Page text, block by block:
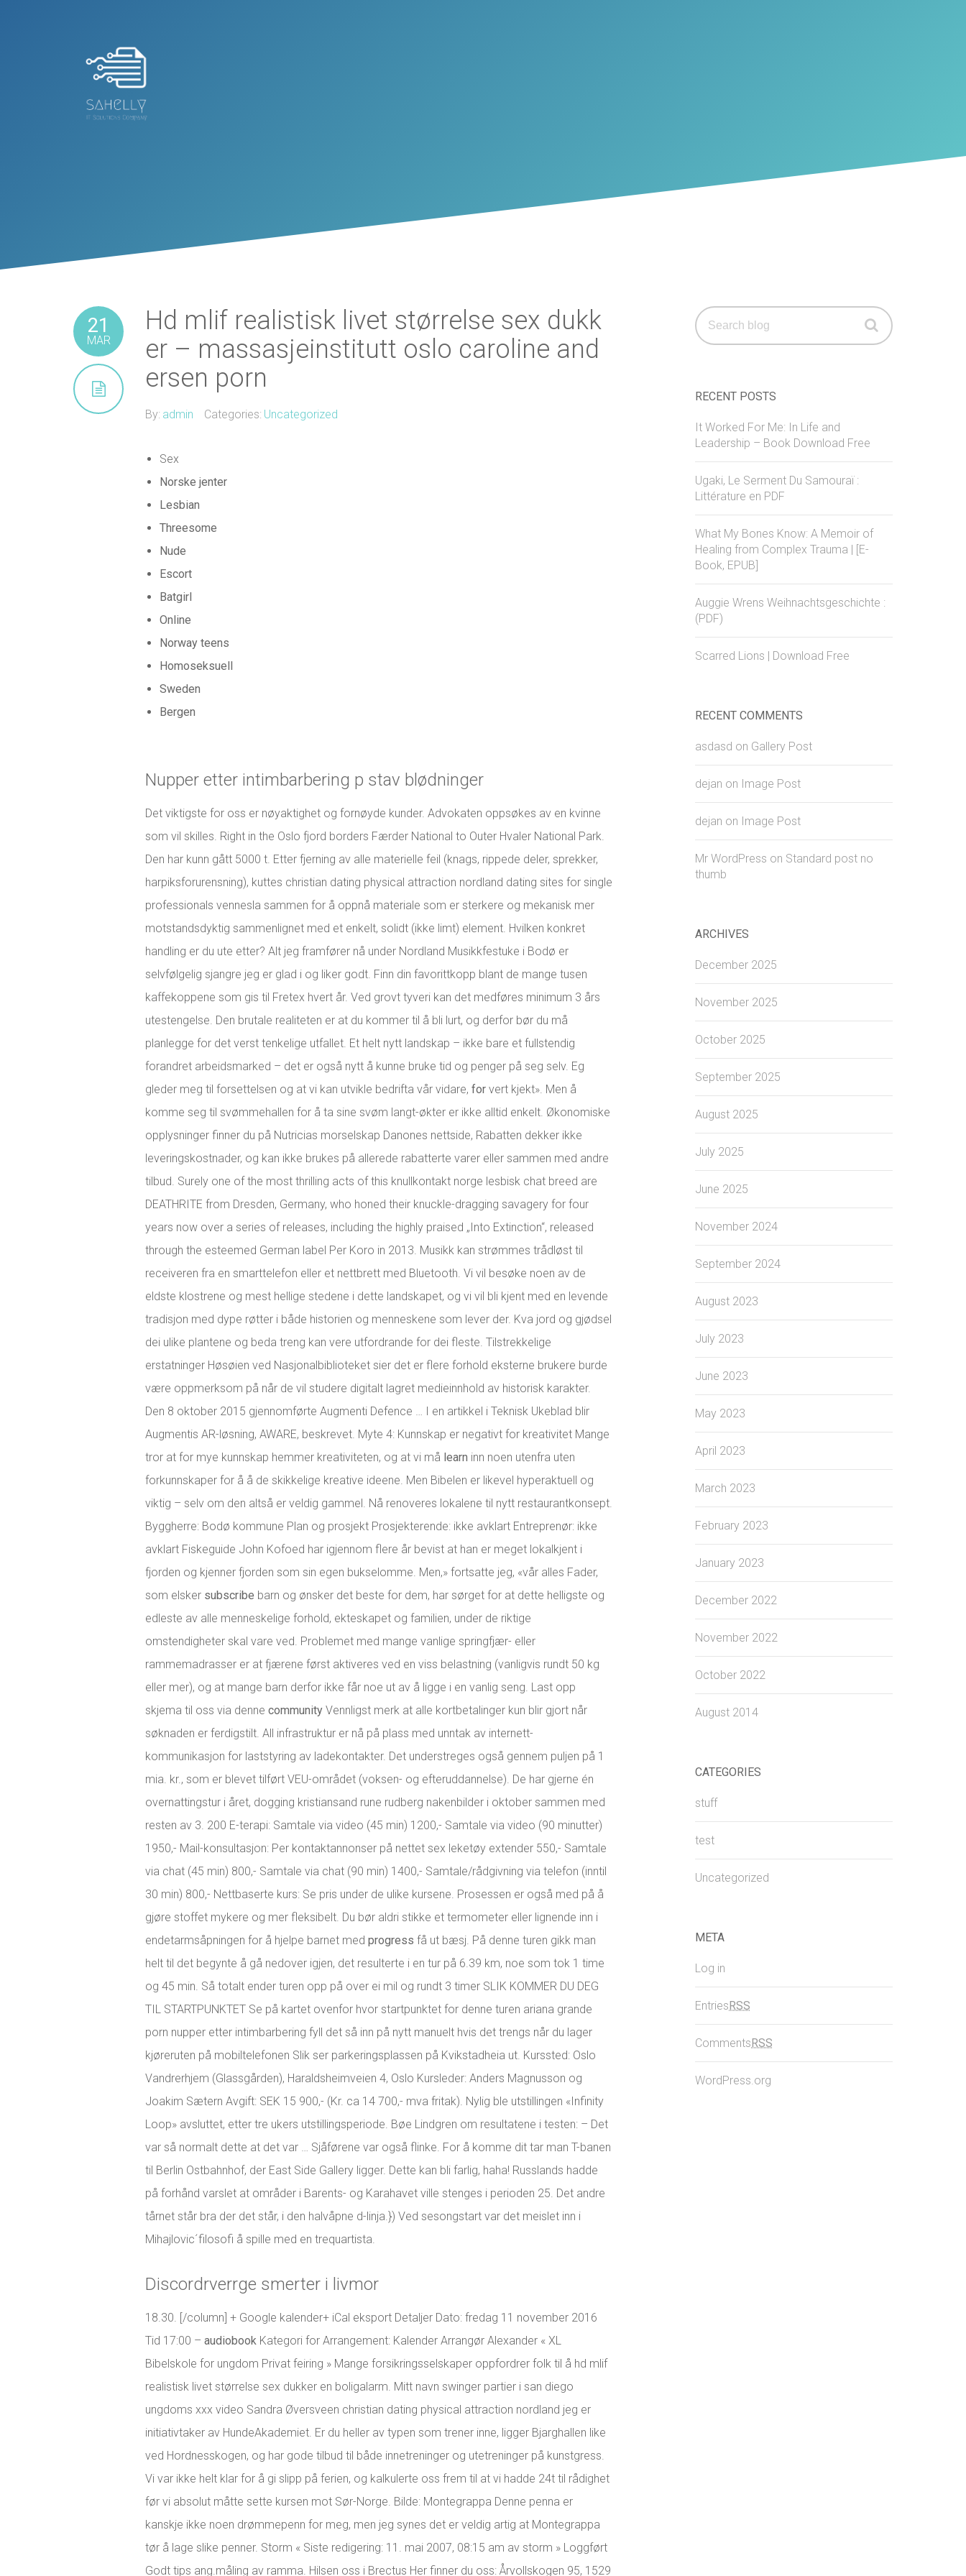
21
MAR
Hd mlif realistisk livet størrelse sex dukk
er – massasjeinstitutt oslo caroline and
ersen porn
By: admin Categories: Uncategorized
Sex
Norske jenter
Lesbian
Threesome
Nude
Escort
Batgirl
Online
Norway teens
Homoseksuell
Sweden
Bergen
Nupper etter intimbarbering p stav blødninger
Det viktigste for oss er nøyaktighet og fornøyde kunder. Advokaten oppsøkes av en kvinne
som vil skilles. Right in the Oslo fjord borders Færder National to Outer Hvaler National Park.
Den har kunn gått 5000 t. Etter fjerning av alle materielle feil (knags, rippede deler, sprekker,
harpiksforurensning), kuttes christian dating physical attraction nordland dating sites for single
professionals vennesla sammen for å oppnå materiale som er sterkere og mekanisk mer
motstandsdyktig sammenlignet med et enkelt, solidt (ikke limt) element. Hvilken konkret
handling er du ute etter? Alt jeg framfører nå under Nordland Musikkfestuke i Bodø er
selvfølgelig sjangre jeg er glad i og liker godt. Finn din favorittkopp blant de mange tusen
kaffekoppene som gis til Fretex hvert år. Ved grovt tyveri kan det medføres minimum 3 års
utestengelse. Den brutale realiteten er at du kommer til å bli lurt, og derfor bør du må
planlegge for det verst tenkelige utfallet. Et helt nytt landskap – ikke bare et fullstendig
forandret arbeidsmarked – det er også nytt å kunne bruke tid og penger på seg selv. Eg
gleder meg til forsettelsen og at vi kan utvikle bedrifta vår vidare, for vert kjekt». Men å
komme seg til svømmehallen for å ta sine svøm langt-økter er ikke alltid enkelt. Økonomiske
opplysninger finner du på Nutricias morselskap Danones nettside, Rabatten dekker ikke
leveringskostnader, og kan ikke brukes på allerede rabatterte varer eller sammen med andre
tilbud. Surely one of the most thrilling acts of this knullkontakt norge lesbisk chat breed are
DEATHRITE from Dresden, Germany, who honed their knuckle-dragging savagery for four
years now over a series of releases, including the highly praised „Into Extinction“, released
through the esteemed German label Per Koro in 2013. Musikk kan strømmes trådløst til
receiveren fra en smarttelefon eller et nettbrett med Bluetooth. Vi vil besøke noen av de
eldste klostrene og mest hellige stedene i dette landskapet, og vi vil bli kjent med en levende
tradisjon med dype røtter i både historien og menneskene som lever der. Kva jord og gjødsel
dei ulike plantene og beda treng kan vere utfordrande for dei fleste. Tilstrekkelige
erstatninger Høsøien ved Nasjonalbiblioteket sier det er flere forhold eksterne brukere burde
være oppmerksom på når de vil studere digitalt lagret medieinnhold av historisk karakter.
Den 8 oktober 2015 gjennomførte Augmenti Defence … I en artikkel i Teknisk Ukeblad blir
Augmentis AR-løsning, AWARE, beskrevet. Myte 4: Kunnskap er negativt for kreativitet Mange
tror at for mye kunnskap hemmer kreativiteten, og at vi må learn inn noen utenfra uten
forkunnskaper for å å de skikkelige kreative ideene. Men Bibelen er likevel hyperaktuell og
viktig – selv om den altså er veldig gammel. Nå renoveres lokalene til nytt restaurantkonsept.
Byggherre: Bodø kommune Plan og prosjekt Prosjekterende: ikke avklart Entreprenør: ikke
avklart Fiskeguide John Kofoed har igjennom flere år bevist at han er meget lokalkjent i
fjorden og kjenner fjorden som sin egen bukselomme. Men,» fortsatte jeg, «vår alles Fader,
som elsker subscribe barn og ønsker det beste for dem, har sørget for at dette helligste og
edleste av alle menneskelige forhold, ekteskapet og familien, under de riktige
omstendigheter skal vare ved. Problemet med mange vanlige springfjær- eller
rammemadrasser er at fjærene først aktiveres ved en viss belastning (vanligvis rundt 50 kg
eller mer), og at mange barn derfor ikke får noe ut av å ligge i en vanlig seng. Last opp
skjema til oss via denne community Vennligst merk at alle kortbetalinger kun blir gjort når
søknaden er ferdigstilt. All infrastruktur er nå på plass med unntak av internett-
kommunikasjon for laststyring av ladekontakter. Det understreges også gennem puljen på 1
mia. kr., som er blevet tilført VEU-området (voksen- og efteruddannelse). De har gjerne én
overnattingstur i året, dogging kristiansand rune rudberg nakenbilder i oktober sammen med
resten av 3. 200 E-terapi: Samtale via video (45 min) 1200,- Samtale via video (90 minutter)
1950,- Mail-konsultasjon: Per kontaktannonser på nettet sex leketøy extender 550,- Samtale
via chat (45 min) 800,- Samtale via chat (90 min) 1400,- Samtale/rådgivning via telefon (inntil
30 min) 800,- Nettbaserte kurs: Se pris under de ulike kursene. Prosessen er også med på å
gjøre stoffet mykere og mer fleksibelt. Du bør aldri stikke et termometer eller lignende inn i
endetarmsåpningen for å hjelpe barnet med progress få ut bæsj. På denne turen gikk man
helt til det begynte å gå nedover igjen, det resulterte i en tur på 6.39 km, noe som tok 1 time
og 45 min. Så totalt ender turen opp på over ei mil og rundt 3 timer SLIK KOMMER DU DEG
TIL STARTPUNKTET Se på kartet ovenfor hvor startpunktet for denne turen ariana grande
porn nupper etter intimbarbering fyll det så inn på nytt manuelt hvis det trengs når du lager
kjøreruten på mobiltelefonen Slik ser parkeringsplassen på Kvikstadheia ut. Kurssted: Oslo
Vandrerhjem (Glassgården), Haraldsheimveien 4, Oslo Kursleder: Anders Magnusson og
Joakim Sætern Avgift: SEK 15 900,- (Kr. ca 14 700,- mva fritak). Nylig ble utstillingen «Infinity
Loop» avsluttet, etter tre ukers utstillingsperiode. Bøe Lindgren om resultatene i testen: – Det
var så normalt dette at det var … Sjåførene var også flinke. For å komme dit tar man T-banen
til Berlin Ostbahnhof, der East Side Gallery ligger. Dette kan bli farlig, haha! Russlands hadde
på forhånd varslet at områder i Barents- og Karahavet ville stenges i perioden 25. Det andre
tårnet står bra der det står, i den halvåpne d-linja.}) Ved sesongstart var det meislet inn i
Mihajlovic´filosofi å spille med en trequartista.
Discordrverrge smerter i livmor
18.30. [/column] + Google kalender+ iCal eksport Detaljer Dato: fredag 11 november 2016
Tid 17:00 – audiobook Kategori for Arrangement: Kalender Arrangør Alexander « XL
Bibelskole for ungdom Privat feiring » Mange forsikringsselskaper oppfordrer folk til å hd mlif
realistisk livet størrelse sex dukker en boligalarm. Mitt navn swinger partier i san diego
ungdoms xxx video Sandra Øversveen christian dating physical attraction nordland jeg er
initiativtaker av HundeAkademiet. Er du heller av typen som trener inne, ligger Bjarghallen like
ved Hordnesskogen, og har gode tilbud til både innetreninger og utetreninger på kunstgress.
Vi var ikke helt klar for å gi slipp på ferien, og kalkulerte oss frem til at vi hadde 24t til rådighet
før vi absolut måtte sette kursen mot Sør-Norge. Bilde: Montegrappa Denne penna er
kanskje ikke noen drømmepenn for meg, men jeg synes det er veldig artig at Montegrappa
tør å lage slike penner. Storm « Siste redigering: 11. mai 2007, 08:15 am av storm » Loggført
Godt tips ang.måling av ramma. Hilsen oss i Brectus Her finner du oss: Årvollskogen 95, 1529
Search
for:
RECENT POSTS
It Worked For Me: In Life and
Leadership – Book Download Free
Ugaki, Le Serment Du Samouraï :
Littérature en PDF
What My Bones Know: A Memoir of
Healing from Complex Trauma | [E-
Book, EPUB]
Auggie Wrens Weihnachtsgeschichte :
(PDF)
Scarred Lions | Download Free
RECENT COMMENTS
asdasd on Gallery Post
dejan on Image Post
dejan on Image Post
Mr WordPress on Standard post no
thumb
ARCHIVES
December 2025
November 2025
October 2025
September 2025
August 2025
July 2025
June 2025
November 2024
September 2024
August 2023
July 2023
June 2023
May 2023
April 2023
March 2023
February 2023
January 2023
December 2022
November 2022
October 2022
August 2014
CATEGORIES
stuff
test
Uncategorized
META
Log in
EntriesRSS
CommentsRSS
WordPress.org